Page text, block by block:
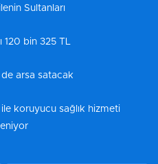
Sultanları
120 bin 325 TL
de arsa satacak
koruyucu sağlık hizmeti